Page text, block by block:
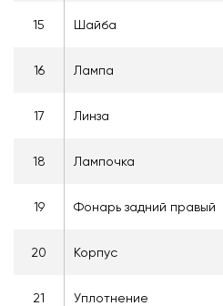
15 Шайба
16 Лампа
17 Линза
18 Лампочка
19 Фонарь задний правый
20 Корпус
21 Уплотнение